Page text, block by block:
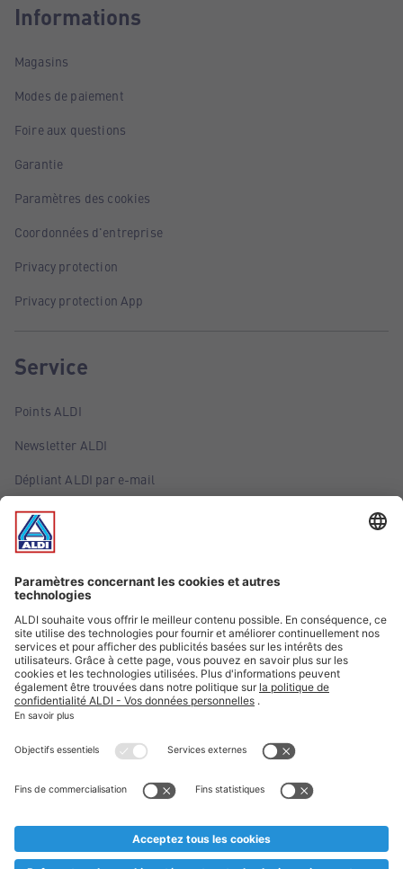
Informations
Magasins
Modes de paiement
Foire aux questions
Garantie
Paramètres des cookies
Coordonnées d'entreprise
Privacy protection
Privacy protection App
Service
Points ALDI
Newsletter ALDI
Dépliant ALDI par e-mail
Offres
Infos essentielles
Suivez ALDI Belgique
Textes marqués d'un astérisque et mentions légales
* Nous vendons ces articles temporairement et jusqu'à
au cas où, malgré le planning bien étudié, nous serions
prématurément en rupture de stock. Prix Recupel et TVA incl.
** Sur ce site, l’utilisation de la forme masculine a été adoptée